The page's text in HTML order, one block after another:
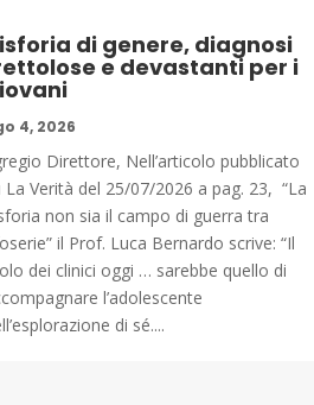
di genere, diagnosi
e devastanti per i
4, 2026
Direttore, Nell’articolo pubblicato
La Verità del 25/07/2026 a pag. 23, “La
non sia il campo di guerra tra
il Prof. Luca Bernardo scrive: “Il
dei clinici oggi … sarebbe quello di
l’adolescente
di sé....